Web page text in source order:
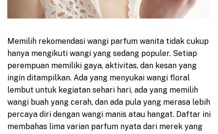
Memilih rekomendasi wangi parfum wanita tidak cukup
hanya mengikuti wangi yang sedang populer. Setiap
perempuan memiliki gaya, aktivitas, dan kesan yang
ingin ditampilkan. Ada yang menyukai wangi floral
lembut untuk kegiatan sehari hari, ada yang memilih
wangi buah yang cerah, dan ada pula yang merasa lebih
percaya diri dengan wangi manis atau hangat. Daftar ini
membahas lima varian parfum nyata dari merek yang